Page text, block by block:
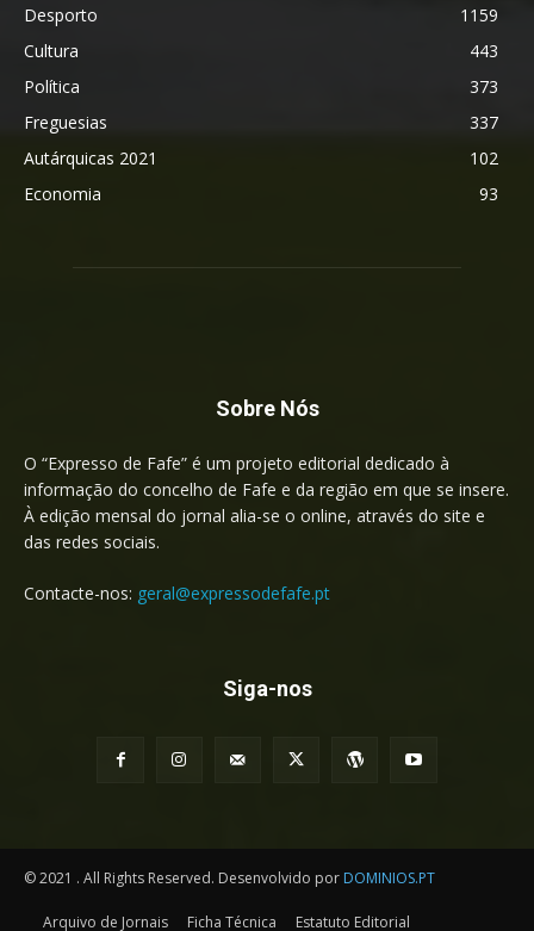
Desporto
1159
Cultura
443
Política
373
Freguesias
337
Autárquicas 2021
102
Economia
93
Sobre Nós
O “Expresso de Fafe” é um projeto editorial dedicado à
informação do concelho de Fafe e da região em que se insere.
À edição mensal do jornal alia-se o online, através do site e
das redes sociais.
Contacte-nos: geral@expressodefafe.pt
Siga-nos
© 2021 . All Rights Reserved. Desenvolvido por DOMINIOS.PT
Arquivo de Jornais Ficha Técnica Estatuto Editorial